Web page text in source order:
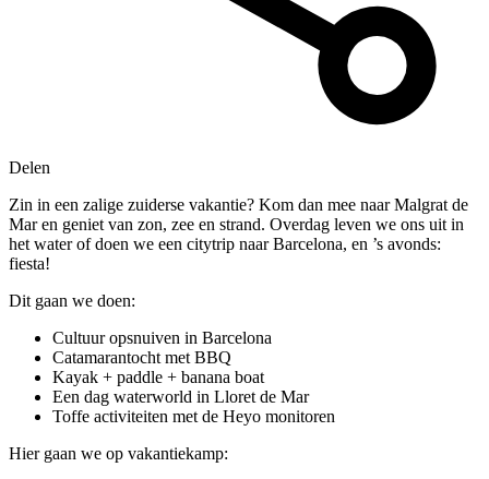
Delen
Zin in een zalige zuiderse vakantie? Kom dan mee naar Malgrat de
Mar en geniet van zon, zee en strand. Overdag leven we ons uit in
het water of doen we een citytrip naar Barcelona, en ’s avonds:
fiesta!
Dit gaan we doen:
Cultuur opsnuiven in Barcelona
Catamarantocht met BBQ
Kayak + paddle + banana boat
Een dag waterworld in Lloret de Mar
Toffe activiteiten met de Heyo monitoren
Hier gaan we op vakantiekamp: